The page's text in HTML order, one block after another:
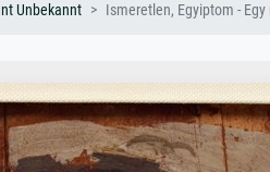
Unbekannt Ismeretlen, Egyiptom -